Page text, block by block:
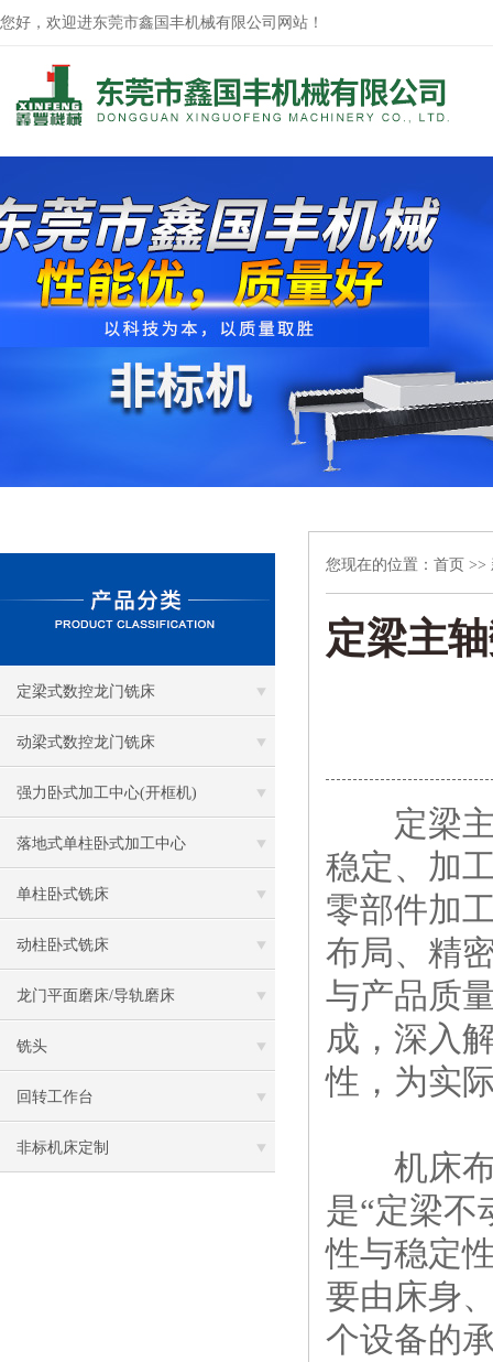
您好，欢迎进东莞市鑫国丰机械有限公司网站！
定梁式数控龙门铣床
动梁式数控龙门铣床
强力卧式加工中心(开框机)
落地式单柱卧式加工中心
单柱卧式铣床
动柱卧式铣床
龙门平面磨床/导轨磨床
铣头
回转工作台
非标机床定制
您现在的位置： 首页 >>
定梁主
定梁主
稳定、加
零部件加
布局、精
与产品质
成，深入
性，为实
机床布
是“定梁不
性与稳定
要由床身
个设备的